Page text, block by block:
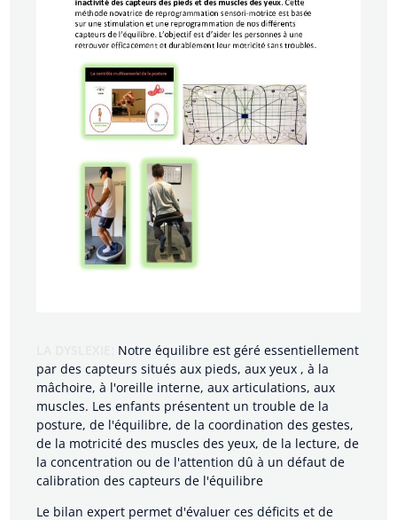
Notre équilibre est géré essentiellement
par des capteurs situés aux pieds, aux yeux , à la
mâchoire, à l'oreille interne, aux articulations, aux
muscles. Les enfants présentent un trouble de la
posture, de l'équilibre, de la coordination des gestes,
de la motricité des muscles des yeux, de la lecture, de
la concentration ou de l'attention dû à un défaut de
calibration des capteurs de l'équilibre
Le bilan expert permet d'évaluer ces déficits et de